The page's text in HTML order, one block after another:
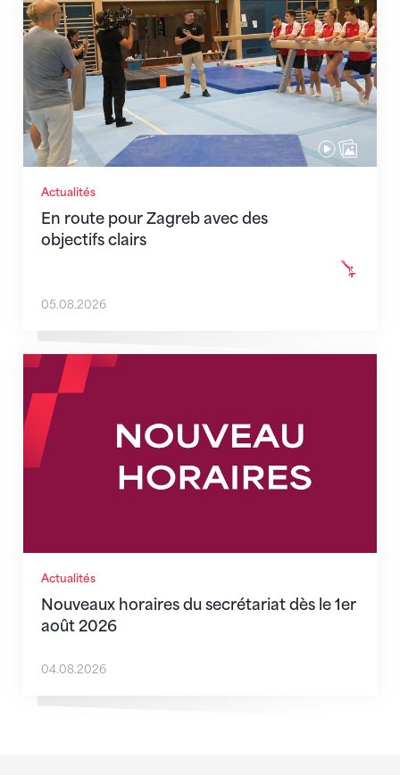
Actualités
En route pour Zagreb avec des
objectifs clairs
05.08.2026
Actualités
Nouveaux horaires du secrétariat dès le 1er
août 2026
Nouveaux horaires du secrétariat dès le 1er août
04.08.2026